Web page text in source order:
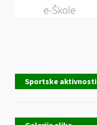
Sportske aktivnosti